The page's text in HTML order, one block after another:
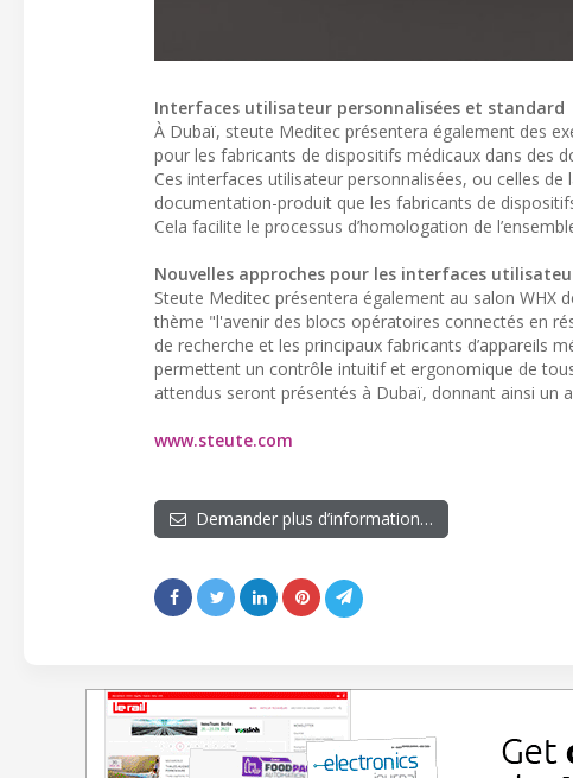
Interfaces utilisateur personnalisées et standard
À Dubaï, steute Meditec présentera également des
pour les fabricants de dispositifs médicaux dans des
Ces interfaces utilisateur personnalisées, ou celles
documentation-produit que les fabricants de
Cela facilite le processus d’homologation de
Nouvelles approches pour les interfaces
Steute Meditec présentera également au salon WHX
thème "l'avenir des blocs opératoires connectés en
de recherche et les principaux fabricants d’appareils
permettent un contrôle intuitif et ergonomique de
attendus seront présentés à Dubaï, donnant ainsi un
www.steute.com
Demander plus d’information…